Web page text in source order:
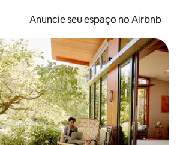
Anuncie seu espaço no Airbnb